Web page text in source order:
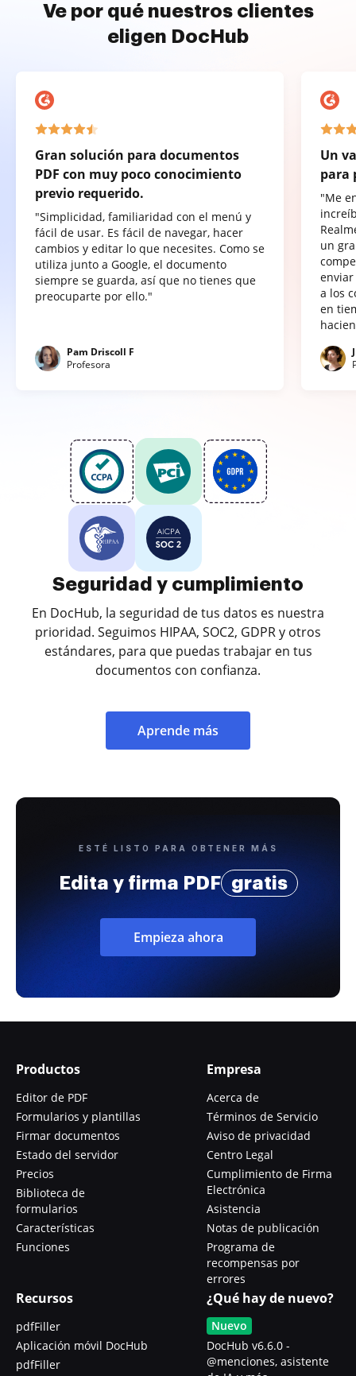
Ve por qué nuestros clientes
eligen DocHub
Gran solución para documentos
PDF con muy poco conocimiento
previo requerido.
"Simplicidad, familiaridad con el menú y
fácil de usar. Es fácil de navegar, hacer
cambios y editar lo que necesites. Como se
utiliza junto a Google, el documento
siempre se guarda, así que no tienes que
preocuparte por ello."
Pam Driscoll F
Profesora
Un
para
"Me
un
a los
en
Seguridad y cumplimiento
En DocHub, la seguridad de tus datos es nuestra
prioridad. Seguimos HIPAA, SOC2, GDPR y otros
estándares, para que puedas trabajar en tus
documentos con confianza.
Aprende más
ESTÉ LISTO PARA OBTENER MÁS
Edita y firma PDF gratis
Empieza ahora
Productos
Editor de PDF
Formularios y plantillas
Firmar documentos
Estado del servidor
Precios
Biblioteca de
formularios
Características
Funciones
Empresa
Acerca de
Términos de Servicio
Aviso de privacidad
Centro Legal
Cumplimiento de Firma
Electrónica
Asistencia
Notas de publicación
Programa de
recompensas por
errores
Recursos
pdfFiller
Aplicación móvil DocHub
pdfFiller
¿Qué hay de nuevo?
Nuevo
DocHub v6.6.0 -
@menciones, asistente